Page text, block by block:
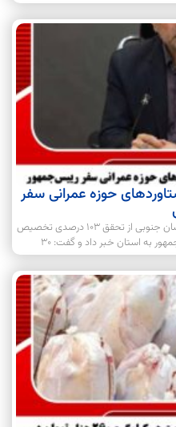
حوزه عمرانی سفر
معاون هماهنگی امور عمرانی استاندار خراسان جنوبی از تحقق ۱۰۳ درصدی تخصیص
به استان خبر داد و گفت: ۳۰